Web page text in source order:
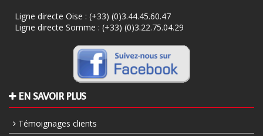
Ligne directe Oise : (+33) (0)3.44.45.60.47
Ligne directe Somme : (+33) (0)3.22.75.04.29
EN SAVOIR PLUS
Témoignages clients